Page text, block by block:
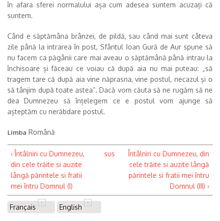
în afara sferei normalului așa cum adesea suntem acuzați că
suntem.
Când e săptămâna brânzei, de pildă, sau când mai sunt câteva
zile până la intrarea în post, Sfântul Ioan Gură de Aur spune să
nu facem ca păgânii care mai aveau o săptămână până intrau la
închisoare și făceau ce voiau că după aia nu mai puteau: „să
tragem tare că după aia vine năprasna, vine postul, necazul și o
să tânjim după toate astea”. Dacă vom căuta să ne rugăm să ne
dea Dumnezeu să înțelegem ce e postul vom ajunge să
așteptăm cu nerăbdare postul.
Limba Română
‹ Întâlniri cu Dumnezeu,
din cele trăite si auzite
lângă părintele si fratii
mei întru Domnul (I)
sus
Întâlniri cu Dumnezeu, din
cele trăite si auzite lângă
părintele si fratii mei întru
Domnul (III) ›
Français English